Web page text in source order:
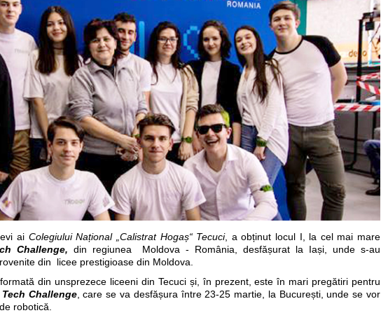
ai Colegiului Național „Calistrat Hogaș“ Tecuci, a obținut locul I, la cel mai mare
Challenge, din regiunea Moldova - România, desfășurat la Iași, unde s-au
din licee prestigioase din Moldova.
din unsprezece liceeni din Tecuci și, în prezent, este în mari pregătiri pentru
Challenge, care se va desfășura între 23-25 martie, la București, unde se vor
robotică.